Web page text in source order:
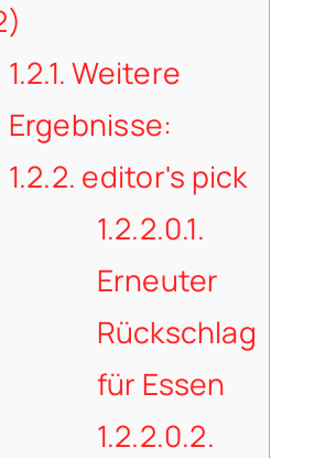
1.2.1.Weitere
Ergebnisse:
1.2.2. editor's pick
1.2.2.0.1.
Erneuter
Rückschlag
für Essen
1.2.2.0.2.